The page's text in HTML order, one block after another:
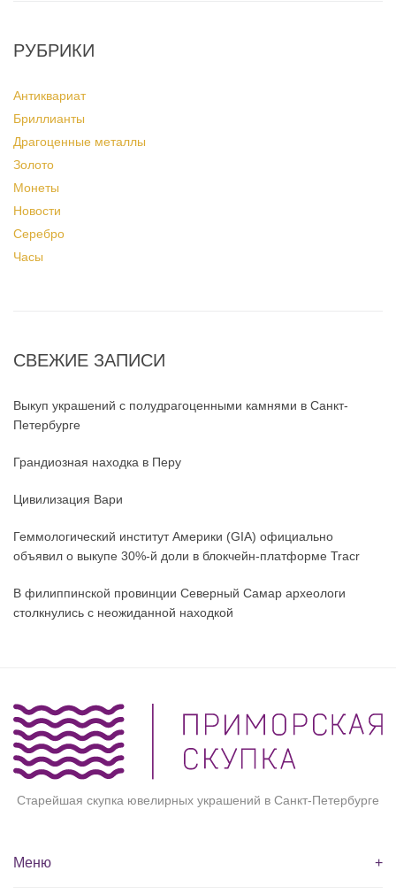
РУБРИКИ
Антиквариат
Бриллианты
Драгоценные металлы
Золото
Монеты
Новости
Серебро
Часы
СВЕЖИЕ ЗАПИСИ
Выкуп украшений с полудрагоценными камнями в Санкт-
Петербурге
Грандиозная находка в Перу
Цивилизация Вари
Геммологический институт Америки (GIA) официально
объявил о выкупе 30%-й доли в блокчейн-платформе Tracr
В филиппинской провинции Северный Самар археологи
столкнулись с неожиданной находкой
Старейшая скупка ювелирных украшений в Санкт-Петербурге
Меню +